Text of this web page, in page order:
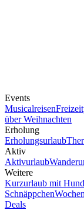
Events
Musicalreisen
über Weihnachten
Erholung
Erholungsurlaub
Aktiv
Aktivurlaub
Weitere
Kurzurlaub mit Hund
Schnäppchen
Deals